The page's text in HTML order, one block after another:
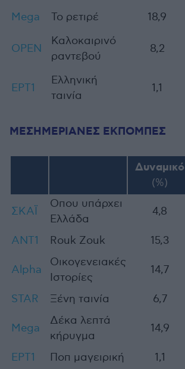
Mega
Το ρετιρέ 18,9
OPEN
Καλοκαιρινό
ραντεβού
8,2
ΕΡΤ1
Ελληνική
ταινία
1,1
ΜΕΣΗΜΕΡΙΑΝΕΣ ΕΚΠΟΜΠΕΣ
Δυναμικό
(%)
ΣΚΑΪ
Οπου υπάρχει
Ελλάδα
4,8
ΑΝΤ1 Rouk Zouk 15,3
Alpha
Οικογενειακές
Ιστορίες
14,7
STAR Ξένη ταινία 6,7
Mega
Δέκα λεπτά
κήρυγμα
14,9
ΕΡΤ1 Ποπ μαγειρική 1,1